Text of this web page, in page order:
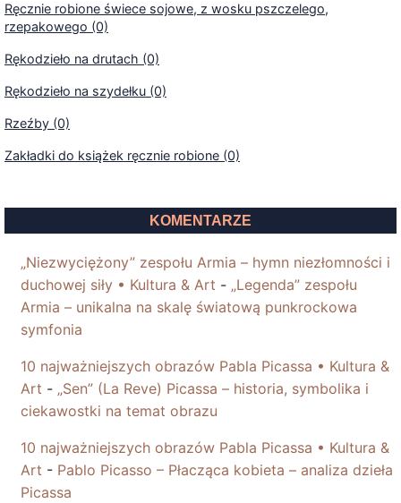
Ręcznie robione świece sojowe, z wosku pszczelego,
rzepakowego (0)
Rękodzieło na drutach (0)
Rękodzieło na szydełku (0)
Rzeźby (0)
Zakładki do książek ręcznie robione (0)
KOMENTARZE
„Niezwyciężony” zespołu Armia – hymn niezłomności i
duchowej siły • Kultura & Art - „Legenda” zespołu
Armia – unikalna na skalę światową punkrockowa
symfonia
10 najważniejszych obrazów Pabla Picassa • Kultura &
Art - „Sen” (La Reve) Picassa – historia, symbolika i
ciekawostki na temat obrazu
10 najważniejszych obrazów Pabla Picassa • Kultura &
Art - Pablo Picasso – Płacząca kobieta – analiza dzieła
Picassa